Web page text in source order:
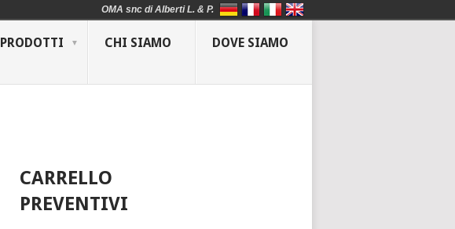
PRODOTTI CHI SIAMO DOVE SIAMO
CARRELLO
PREVENTIVI
OMA snc di Alberti L. & P.